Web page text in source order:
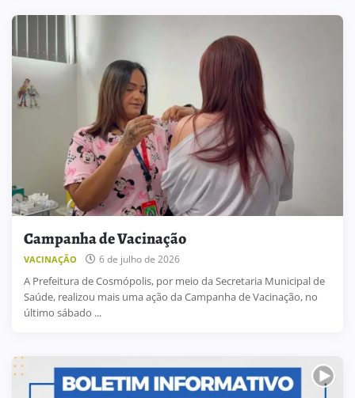
Campanha de Vacinação
VACINAÇÃO 6 de julho de 2026
A Prefeitura de Cosmópolis, por meio da Secretaria Municipal de
Saúde, realizou mais uma ação da Campanha de Vacinação, no
último sábado ...